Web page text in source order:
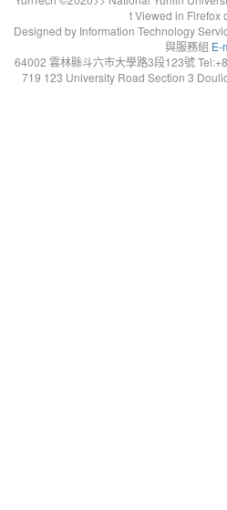
t Viewed in Firefox
Designed by Information Technology
與服務組 E-
64002 雲林縣斗六市大學路3段123號
719 123 University Road Section 3